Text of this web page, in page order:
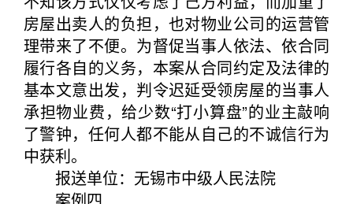
房屋出卖人的负担，也对物业公司的运营管
理带来了不便。为督促当事人依法、依合同
履行各自的义务，本案从合同约定及法律的
基本文意出发，判令迟延受领房屋的当事人
承担物业费，给少数“打小算盘”的业主敲响
了警钟，任何人都不能从自己的不诚信行为
中获利。
报送单位：无锡市中级人民法院